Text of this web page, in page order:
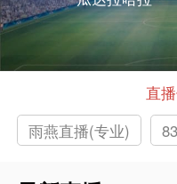
直
雨燕直播(专业)